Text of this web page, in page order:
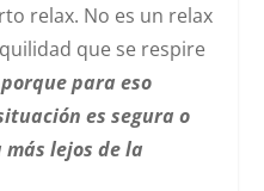
relax. No es un relax
que se respire
porque para eso
es segura o
lejos de la